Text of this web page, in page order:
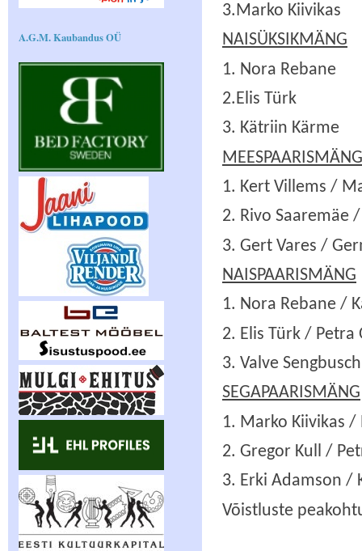
A.G.M. Kaubandus OÜ
3.Marko Kiivikas
NAISÜKSIKMÄNG
1. Nora Rebane
2.Elis Türk
3. Kätriin Kärme
MEESPAARISMÄNG
1. Kert Villems /
2. Rivo Saaremäe
3. Gert Vares /
NAISPAARISMÄNG
1. Nora Rebane /
2. Elis Türk /
3. Valve
SEGAPAARISMÄNG
1. Marko Kiivikas /
2. Gregor Kull /
3. Erki Adamson /
Võistluste